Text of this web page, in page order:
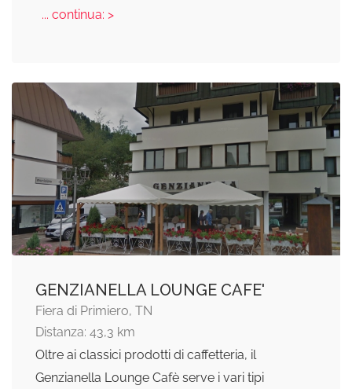
... continua: >
GENZIANELLA LOUNGE CAFE'
Fiera di Primiero, TN
Distanza: 43,3 km
Oltre ai classici prodotti di caffetteria, il
Genzianella Lounge Cafè serve i vari tipi